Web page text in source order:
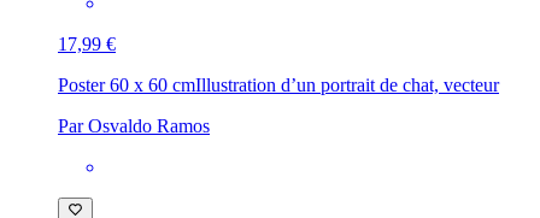
17,99 €
Poster 60 x 60 cmIllustration d’un portrait de chat, vecteur
Par Osvaldo Ramos